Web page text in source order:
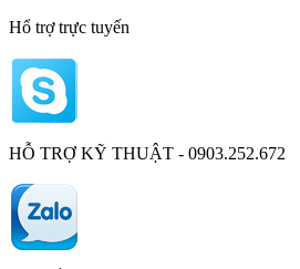
Hổ trợ trực tuyến
HỖ TRỢ KỸ THUẬT - 0903.252.672